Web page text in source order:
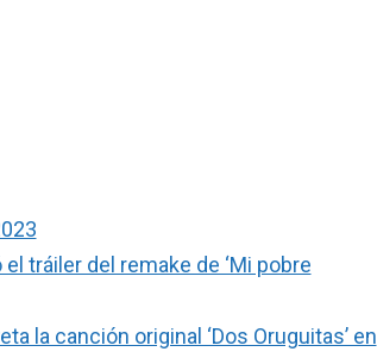
tráiler del remake de ‘Mi pobre
la canción original ‘Dos Oruguitas’ en